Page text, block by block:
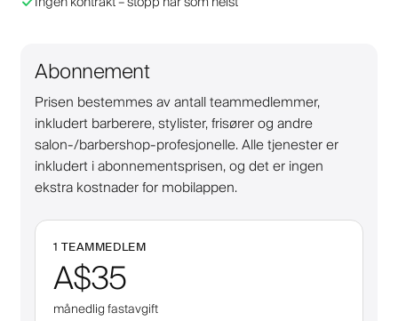
Abonnement
Prisen bestemmes av antall teammedlemmer,
inkludert barberere, stylister, frisører og andre
salon-/barbershop-profesjonelle. Alle tjenester er
inkludert i abonnementsprisen, og det er ingen
ekstra kostnader for mobilappen.
1 TEAMMEDLEM
A$35
månedlig fastavgift